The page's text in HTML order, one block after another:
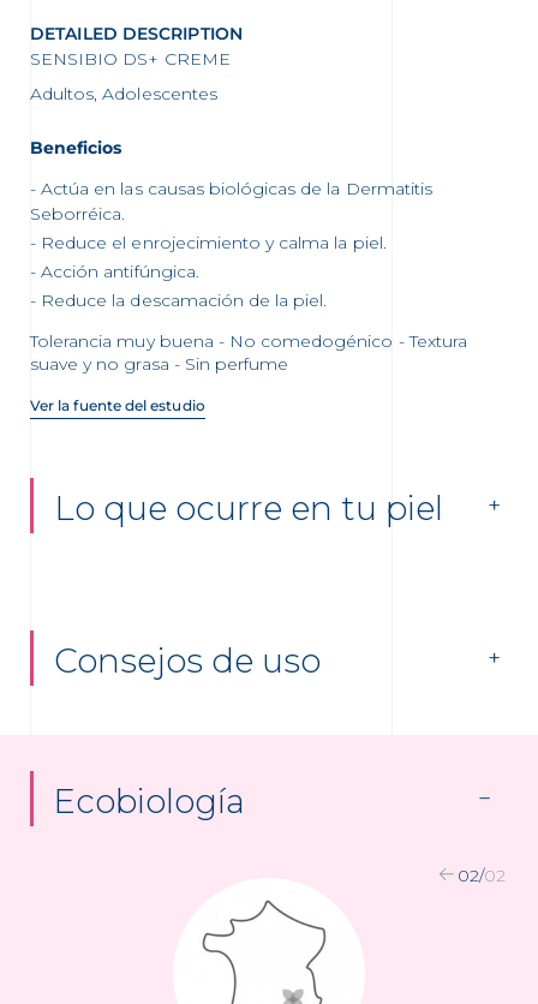
DETAILED DESCRIPTION
SENSIBIO DS+ CREME
Adultos, Adolescentes
Beneficios
Actúa en las causas biológicas de la Dermatitis
Seborréica.
Reduce el enrojecimiento y calma la piel.
Acción antifúngica.
Reduce la descamación de la piel.
Tolerancia muy buena - No comedogénico - Textura
suave y no grasa - Sin perfume
Ver la fuente del estudio
Lo que ocurre en tu piel
Consejos de uso
Ecobiología
02/02